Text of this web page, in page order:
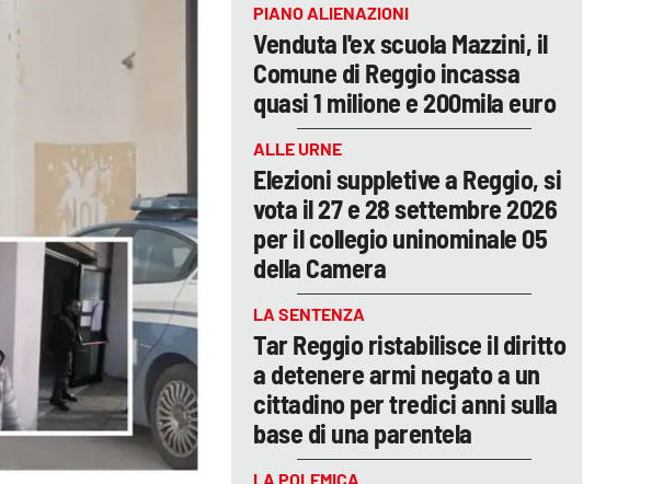
PIANO ALIENAZIONI
Venduta l'ex scuola Mazzini, il
Comune di Reggio incassa
quasi 1 milione e 200mila euro
ALLE URNE
Elezioni suppletive a Reggio, si
vota il 27 e 28 settembre 2026
per il collegio uninominale 05
della Camera
LA SENTENZA
Tar Reggio ristabilisce il diritto
a detenere armi negato a un
cittadino per tredici anni sulla
base di una parentela
LA POLEMICA